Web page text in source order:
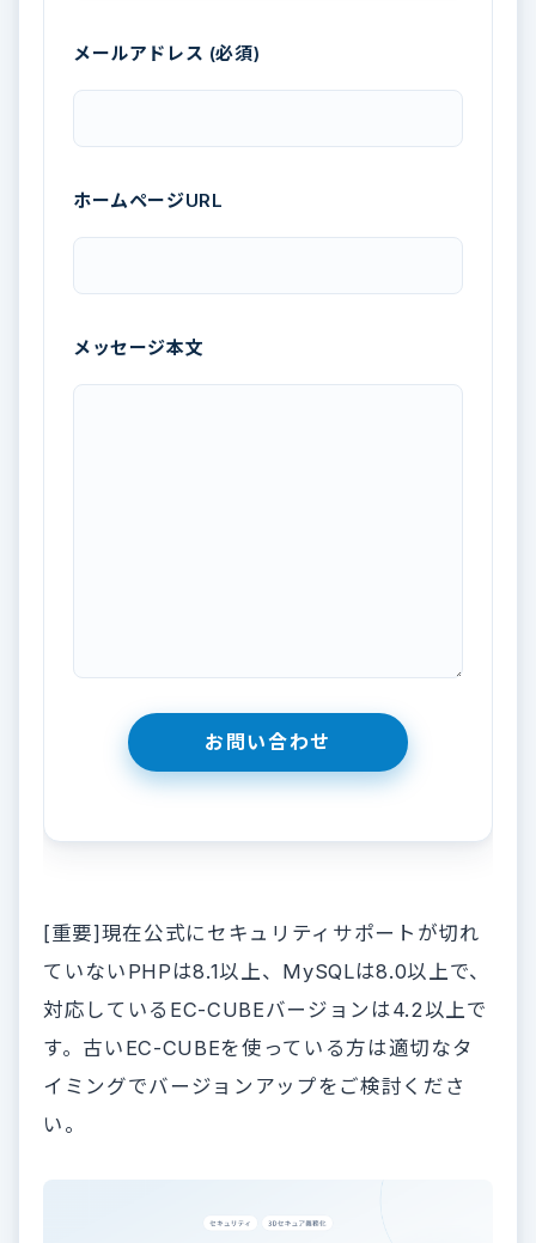
メールアドレス (必須)
ホームページURL
メッセージ本文
[重要]現在公式にセキュリティサポートが切れ
ていないPHPは8.1以上、MySQLは8.0以上で、
対応しているEC-CUBEバージョンは4.2以上で
す。古いEC-CUBEを使っている方は適切なタ
イミングでバージョンアップをご検討くださ
い。